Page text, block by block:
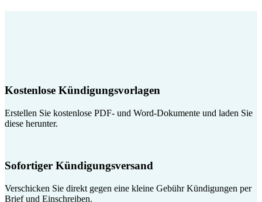
Kostenlose Kündigungsvorlagen
Erstellen Sie kostenlose PDF- und Word-Dokumente und laden Sie
diese herunter.
Sofortiger Kündigungsversand
Verschicken Sie direkt gegen eine kleine Gebühr Kündigungen per
Brief und Einschreiben.